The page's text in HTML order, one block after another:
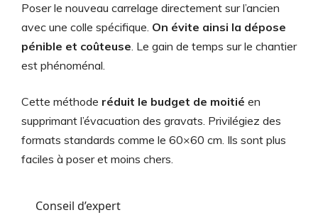
Poser le nouveau carrelage directement sur l’ancien
avec une colle spécifique. On évite ainsi la dépose
pénible et coûteuse. Le gain de temps sur le chantier
est phénoménal.
Cette méthode réduit le budget de moitié en
supprimant l’évacuation des gravats. Privilégiez des
formats standards comme le 60×60 cm. Ils sont plus
faciles à poser et moins chers.
Conseil d’expert